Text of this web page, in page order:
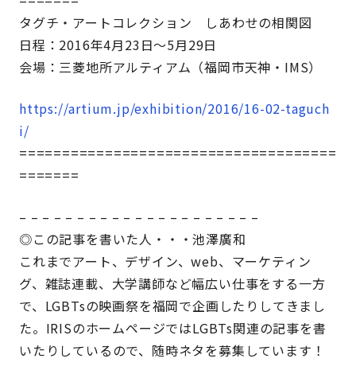
タグチ・アートコレクション しあわせの相関図
日程：2016年4月23日〜5月29日
会場：三菱地所アルティアム（福岡市天神・IMS）
https://artium.jp/exhibition/2016/16-02-taguch
i/
=====================================
=======
– – – – – – – – – – – – – – – – – – – – –
◎この記事を書いた人・・・池澤廣和
これまでアート、デザイン、web、マーケティン
グ、雑誌連載、大学講師など幅広い仕事をする一方
で、LGBTsの映画祭を福岡で企画したりしてきまし
た。IRISのホームページではLGBTs関連の記事を書
いたりしているので、随時ネタを募集しています！